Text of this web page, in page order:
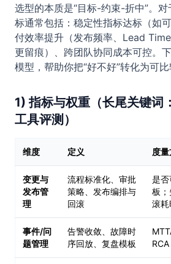
选型的本质是“目标-约束-折中”。
标通常包括：稳定性指标达标（如
付效率提升（发布频率、Lead
更留痕）、跨团队协同成本可控。
模型，帮助你把“好不好”转化为可比
1) 指标与权重（长尾关键词
工具评测）
维度 定义 度
变更与
发布管
理
流程标准化、审批
策略、发布编排与
回滚
是
板；
滚耗
事件/问
题管理
告警收敛、故障时
序回放、复盘模板